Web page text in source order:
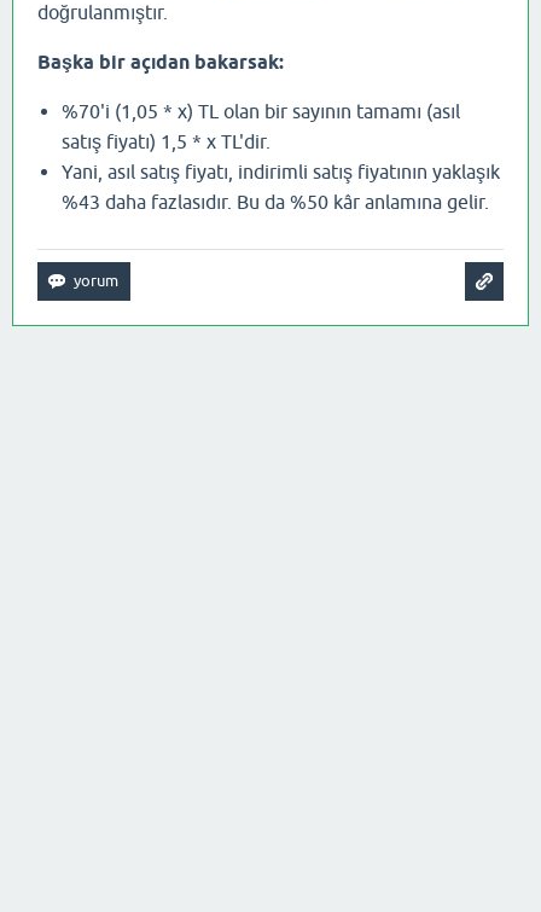
doğrulanmıştır.
Başka bir açıdan bakarsak:
%70'i (1,05 * x) TL olan bir sayının tamamı (asıl
satış fiyatı) 1,5 * x TL'dir.
Yani, asıl satış fiyatı, indirimli satış fiyatının yaklaşık
%43 daha fazlasıdır. Bu da %50 kâr anlamına gelir.